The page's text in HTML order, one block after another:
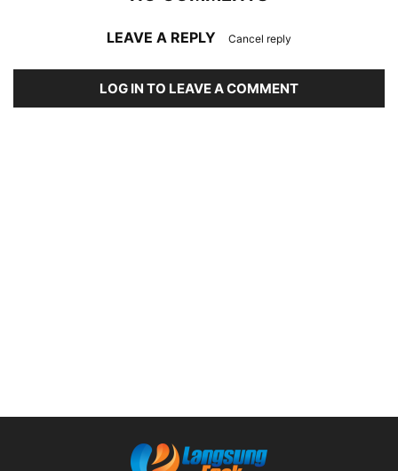
LEAVE A REPLY Cancel reply
LOG IN TO LEAVE A COMMENT